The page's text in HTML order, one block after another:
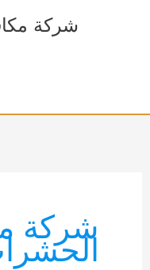
شركة
شركة